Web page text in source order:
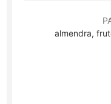
almendra,